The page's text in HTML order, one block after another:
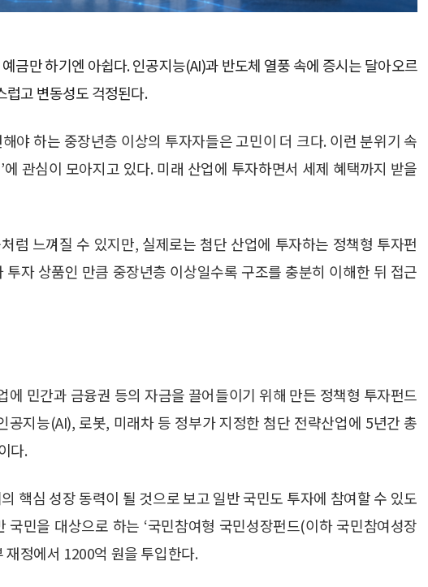
금만 하기엔 아쉽다. 인공지능(AI)과 반도체 열풍 속에 증시는 달아오르
럽고 변동성도 걱정된다.
야 하는 중장년층 이상의 투자자들은 고민이 더 크다. 이런 분위기 속
에 관심이 모아지고 있다. 미래 산업에 투자하면서 세제 혜택까지 받을
럼 느껴질 수 있지만, 실제로는 첨단 산업에 투자하는 정책형 투자펀
자 상품인 만큼 중장년층 이상일수록 구조를 충분히 이해한 뒤 접근
에 민간과 금융권 등의 자금을 끌어들이기 위해 만든 정책형 투자펀드
공지능(AI), 로봇, 미래차 등 정부가 지정한 첨단 전략산업에 5년간 총
다.
핵심 성장 동력이 될 것으로 보고 일반 국민도 투자에 참여할 수 있도
민을 대상으로 하는 ‘국민참여형 국민성장펀드(이하 국민참여성장
재정에서 1200억 원을 투입한다.